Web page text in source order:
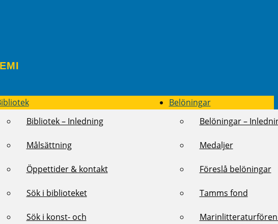
Bibliotek – Inledning
Målsättning
Öppettider & kontakt
Sök i biblioteket
Sök i konst- och
Belöningar
Belöningar –
Medaljer
Föreslå belöningar
Tamms fond